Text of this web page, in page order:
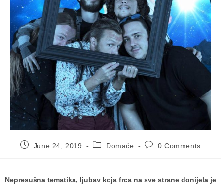
PostJune 24, 2019
PostDomaće
Post0 Comments
Nepresušna tematika, ljubav koja frca na sve strane donijela je